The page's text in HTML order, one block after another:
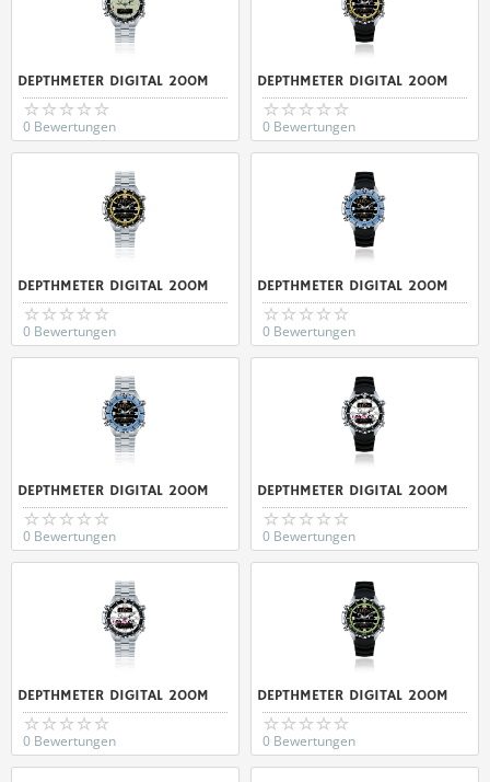
DEPTHMETER DIGITAL 200M
0 Bewertungen
DEPTHMETER DIGITAL 200M
0 Bewertungen
DEPTHMETER DIGITAL 200M
0 Bewertungen
DEPTHMETER DIGITAL 200M
0 Bewertungen
DEPTHMETER DIGITAL 200M
0 Bewertungen
DEPTHMETER DIGITAL 200M
0 Bewertungen
DEPTHMETER DIGITAL 200M
0 Bewertungen
DEPTHMETER DIGITAL 200M
0 Bewertungen